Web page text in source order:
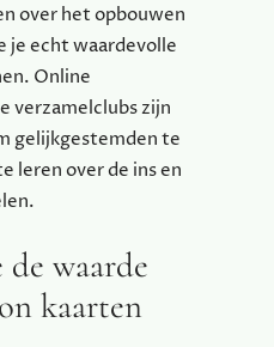
over het opbouwen
je echt waardevolle
Online
verzamelclubs zijn
gelijkgestemden te
leren over de ins en
waarde
kaarten